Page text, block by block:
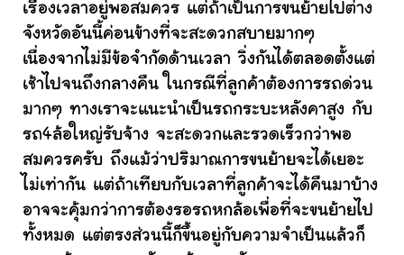
เรื่องเวลาอยู่พอสมควร แต่ถ้าเป็นการขนย้ายไปต่าง
จังหวัดอันนี้ค่อนข้างที่จะสะดวกสบายมากๆ
เนื่องจากไม่มีข้อจำกัดด้านเวลา วิ่งกันได้ตลอดตั้งแต่
เช้าไปจนถึงกลางคืน ในกรณีที่ลูกค้าต้องการรถด่วน
มากๆ ทางเราจะแนะนำเป็นรถกระบะหลังคาสูง กับ
รถ4ล้อใหญ่รับจ้าง จะสะดวกและรวดเร็วกว่าพอ
สมควรครับ ถึงแม้ว่าปริมาณการขนย้ายจะได้เยอะ
ไม่เท่ากัน แต่ถ้าเทียบกับเวลาที่ลูกค้าจะได้คืนมาบ้าง
อาจจะคุ้มกว่าการต้องรอรถหกล้อเพื่อที่จะขนย้ายไป
ทั้งหมด แต่ตรงส่วนนี้ก็ขึ้นอยู่กับความจำเป็นแล้วก็